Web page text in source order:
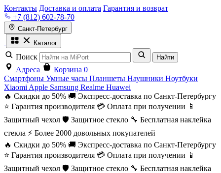
Контакты Доставка и оплата Гарантия и возврат
+7 (812) 602-78-70
Санкт-Петербург
Каталог
Поиск Найти
Адреса Корзина 0
Смартфоны Умные часы Планшеты Наушники Ноутбуки
Xiaomi Apple Samsung Realme Huawei
🔥 Скидки до 50% 🚚 Экспресс-доставка по Санкт-Петербургу
⭐ Гарантия производителя 💳 Оплата при получении 📱
Защитный чехол 🛡️ Защитное стекло 🔧 Бесплатная наклейка
стекла ⚡ Более 2000 довольных покупателей
🔥 Скидки до 50% 🚚 Экспресс-доставка по Санкт-Петербургу
⭐ Гарантия производителя 💳 Оплата при получении 📱
Защитный чехол 🛡️ Защитное стекло 🔧 Бесплатная наклейка